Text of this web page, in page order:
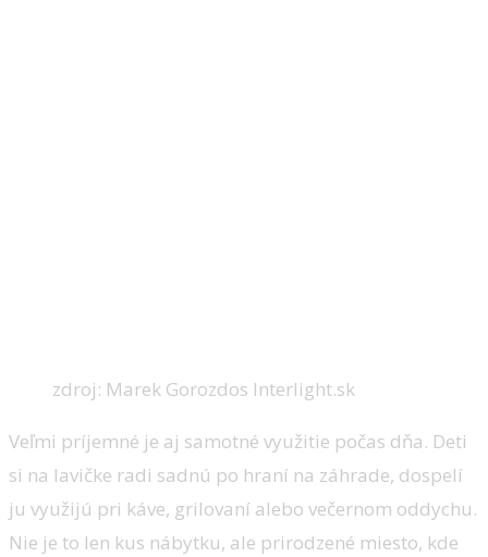
zdroj: Marek Gorozdos Interlight.sk
Veľmi príjemné je aj samotné využitie počas dňa. Deti
si na lavičke radi sadnú po hraní na záhrade, dospelí
ju využijú pri káve, grilovaní alebo večernom oddychu.
Nie je to len kus nábytku, ale prirodzené miesto, kde